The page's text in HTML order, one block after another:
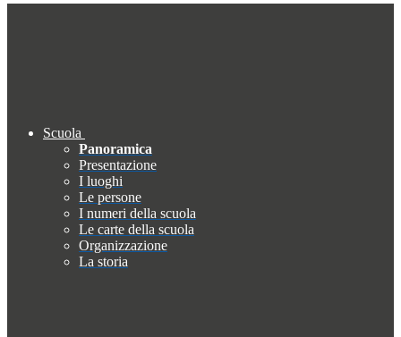
Scuola
Panoramica
Presentazione
I luoghi
Le persone
I numeri della scuola
Le carte della scuola
Organizzazione
La storia